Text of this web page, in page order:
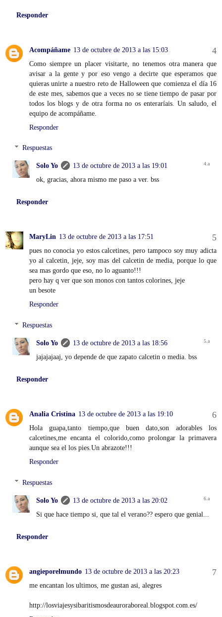
Responder
Acompáñame 13 de octubre de 2013 a las 15:03
Como siempre un placer visitarte, no tenemos otra manera que
avisar a la gente y por eso vengo a decirte que esperamos que
quieras unirte a nuestro reto de Halloween que comienza el día 16
de este mes, sabemos que a veces no se tiene tiempo de pasar por
todos los blogs y de otra forma no os enteraríais. Un saludo, el
equipo de acompáñame.
Responder
Respuestas
Solo Yo
13 de octubre de 2013 a las 19:01
ok, gracias, ahora mismo me paso a ver. bss
Responder
MaryLin 13 de octubre de 2013 a las 17:51
pues no conocia yo estos calcetines, pero tampoco soy muy adicta
yo al calcetin, jeje, soy mas del calcetin de media, porque lo que
sea mas gordo que eso, no lo aguanto!!!
pero hay q ver que son monos con tantos colorines, jeje
un besote
Responder
Respuestas
Solo Yo
13 de octubre de 2013 a las 18:56
jajajajaaj, yo depende de que zapato calcetin o media. bss
Responder
Analia Cristina 13 de octubre de 2013 a las 19:10
Hola guapa,tanto tiempo,que buen dato,son adorables los
calcetines,me encanta el colorido,como prolongar la primavera
aunque sea el los pies.Un abrazote!!!
Responder
Respuestas
Solo Yo
13 de octubre de 2013 a las 20:02
Si que hace tiempo si, que tal el verano?? espero que genial...
Responder
angieporelmundo 13 de octubre de 2013 a las 20:23
me encantan los ultimos, me gustan asi, alegres
http://losviajesysibaritismosdeauroraboreal.blogspot.com.es/